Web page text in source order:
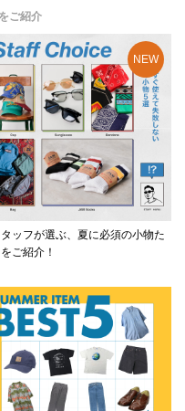
ご紹介
ッフが選ぶ、夏に必須の小物た
ご紹介！